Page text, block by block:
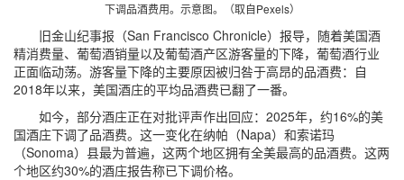
下调品酒费用。示意图。（取自Pexels）
旧金山纪事报（San Francisco Chronicle）报导，随着美国酒
精消费量、葡萄酒销量以及葡萄酒产区游客量的下降，葡萄酒行业
正面临动荡。游客量下降的主要原因被归咎于高昂的品酒费：自
2018年以来，美国酒庄的平均品酒费已翻了一番。
如今，部分酒庄正在对批评声作出回应：2025年，约16%的美
国酒庄下调了品酒费。这一变化在纳帕（Napa）和索诺玛
（Sonoma）县最为普遍，这两个地区拥有全美最高的品酒费。这两
个地区约30%的酒庄报告称已下调价格。